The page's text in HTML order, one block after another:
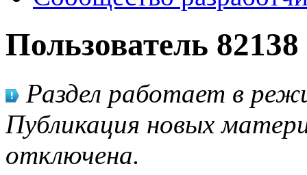
Пользователь 82138
Раздел работает в
Публикация новых
отключена.